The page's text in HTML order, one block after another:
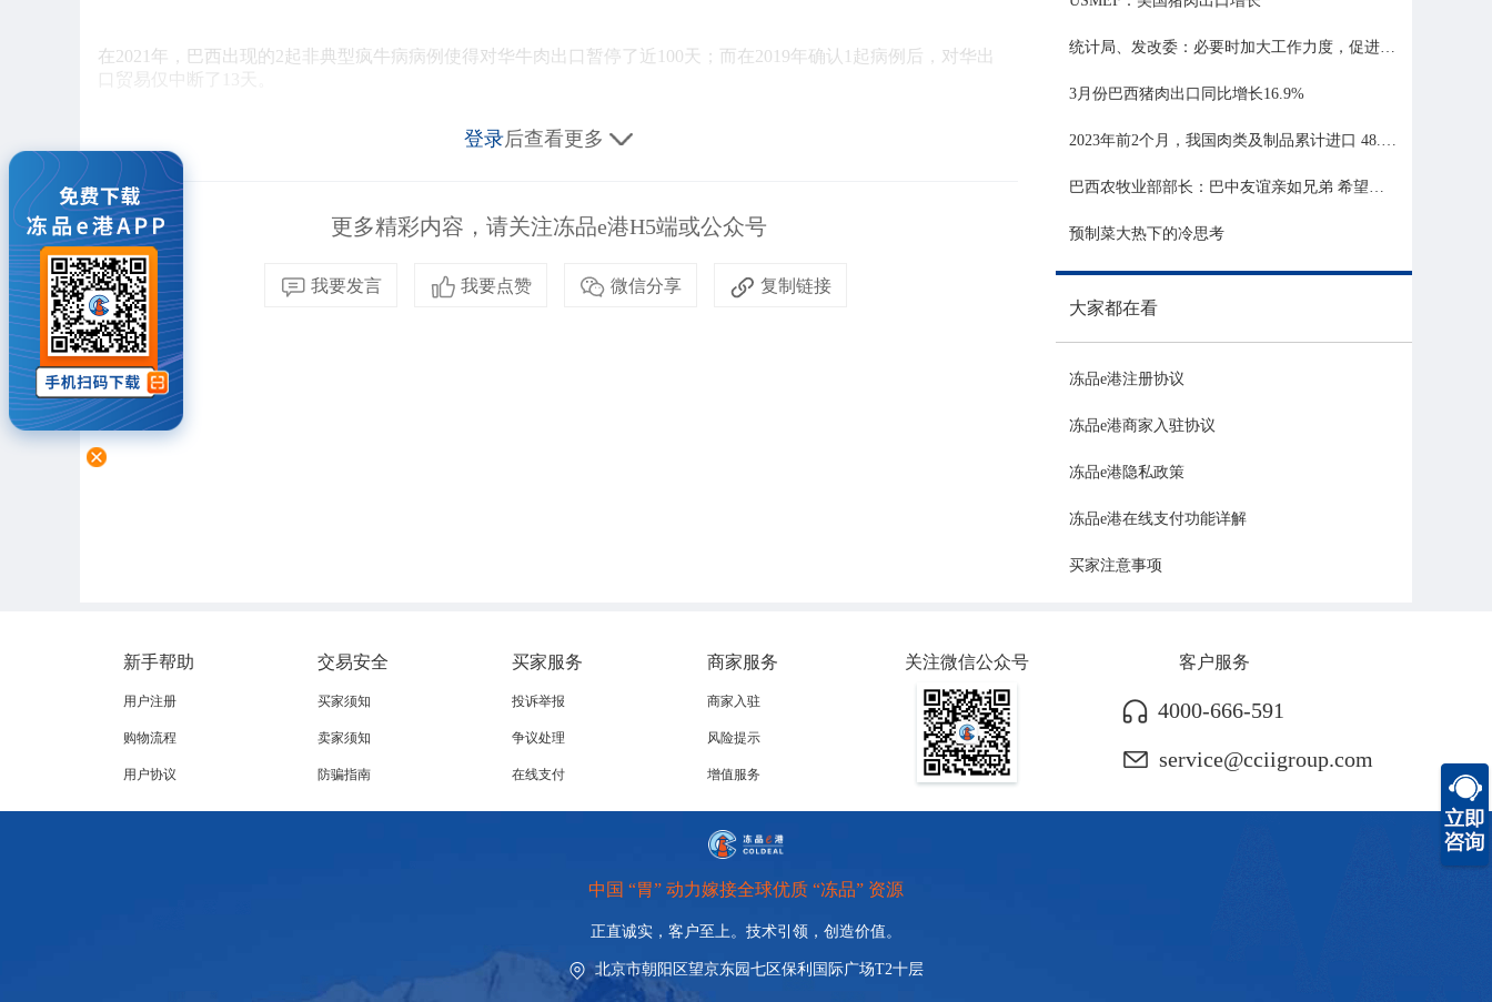
在2021年，巴西出现的2起非典型疯牛病病例使得对华牛肉出口暂停了近100天；而在2019年确认1起病例后，对华出
口贸易仅中断了13天。
有望今年3月底或4月恢复牛肉出口
对此，巴西对外贸易协会（AEB）主席若泽·卡斯特罗表示，2021年，牛肉对华出口暂停机制从9月一直持续至12
月，但这种情况应该不会重演。由于这次是偶发的个案，可能对于出口的影响“有限”。他预测，可能会在今年4月恢
复牛肉出口。
巴西农业部长卡洛斯·法瓦罗的预测更为乐观，他在接受采访时表示，暂停机制可能会在3月底解除。
他还表示，“(巴西)在调查的每个阶段都立即采取了所有措施，并且正在以完全透明的方式处理此事”。据中国国家市
场监督管理总局与巴西在2015年达成的协议，巴西将因此从本周四(2月23日)起暂停对中国的牛肉出口。巴西农业部
在声明中表示，巴西当局将与中国有关部门对话，以期“迅速恢复”贸易往来。
巴西农业咨询公司Athenagro负责人毛里西奥·诺盖拉表示，目前，巴西方面仍在等待加拿大实验室的检测结果，以佐
证巴西此前的诊断结果，即此次为偶发的非典型疯牛病。诺盖拉指出，在蓄养了约2亿头牛的巴西，检测机构能在这
个仅有100多头牛的农场中发现病例，说明巴西现行的机制非常有效，而这样的机制能让中国对于巴西的肉类保持信
近全球流通牛肉的三成半。可以预见，若巴西禁运，我国再去寻找新的替代伙伴是极为艰难的。
登录后查看更多
更多精彩内容，请关注冻品e港H5端或公众号
我要发言 我要点赞 微信分享 复制链接
统计局、发改委：必要时加大工作力度，促进生猪市场平稳运行
3月份巴西猪肉出口同比增长16.9%
2023年前2个月，我国肉类及制品累计进口 48.06 亿美元，同比增长 21.81%
巴西农牧业部部长：巴中友谊亲如兄弟 希望与中国深化农业合作
预制菜大热下的冷思考
大家都在看
冻品e港注册协议
冻品e港商家入驻协议
冻品e港隐私政策
冻品e港在线支付功能详解
买家注意事项
新手帮助
用户注册
购物流程
用户协议
交易安全
买家须知
卖家须知
防骗指南
买家服务
投诉举报
争议处理
在线支付
商家服务
商家入驻
风险提示
增值服务
关注微信公众号 客户服务
4000-666-591
service@cciigroup.com
中国 “胃” 动力嫁接全球优质 “冻品” 资源
正直诚实，客户至上。技术引领， 创造价值。
北京市朝阳区望京东园七区保利国际广场T2十层